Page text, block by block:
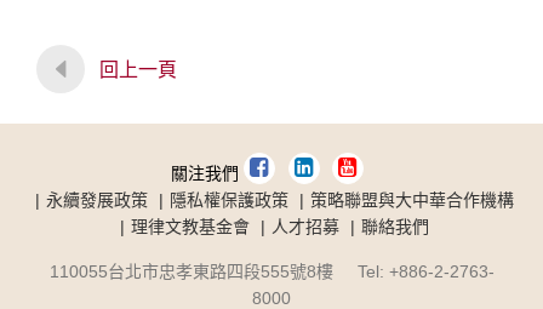
回上一頁
關注我們
永續發展政策
隱私權保護政策
策略聯盟與大中華合作機構
理律文教基金會
人才招募 聯絡我們
110055台北市忠孝東路四段555號8樓 Tel: +886-2-2763-
8000